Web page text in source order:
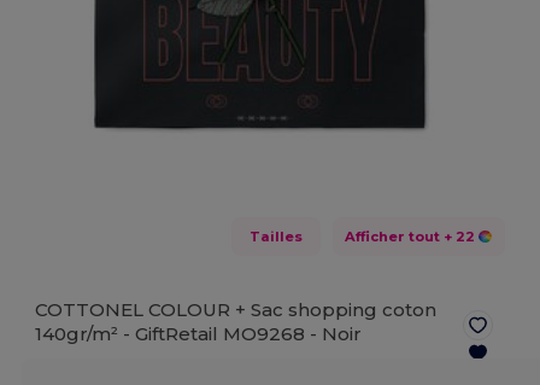
Tailles Afficher tout + 22
COTTONEL COLOUR + Sac shopping coton
140gr/m² - GiftRetail MO9268 - Noir